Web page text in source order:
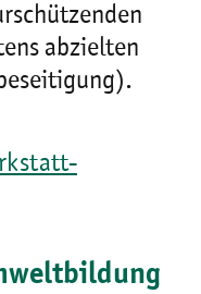
abzielten